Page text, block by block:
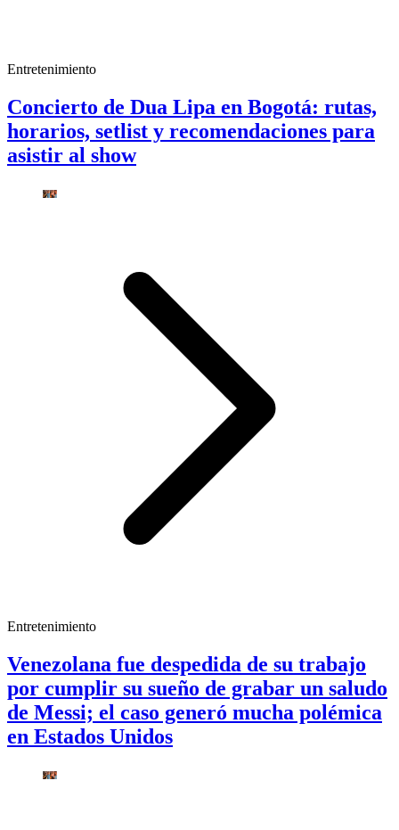
Entretenimiento
Concierto de Dua Lipa en Bogotá: rutas,
horarios, setlist y recomendaciones para
asistir al show
Entretenimiento
Venezolana fue despedida de su trabajo
por cumplir su sueño de grabar un saludo
de Messi; el caso generó mucha polémica
en Estados Unidos